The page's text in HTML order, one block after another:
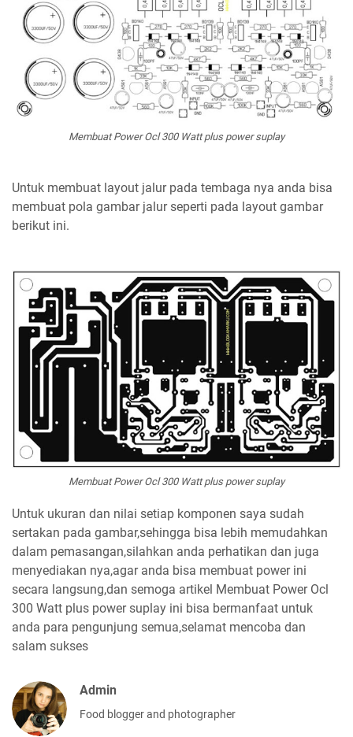
Membuat Power Ocl 300 Watt plus power suplay
Untuk membuat layout jalur pada tembaga nya anda bisa
membuat pola gambar jalur seperti pada layout gambar
berikut ini.
Membuat Power Ocl 300 Watt plus power suplay
Untuk ukuran dan nilai setiap komponen saya sudah
sertakan pada gambar,sehingga bisa lebih memudahkan
dalam pemasangan,silahkan anda perhatikan dan juga
menyediakan nya,agar anda bisa membuat power ini
secara langsung,dan semoga artikel Membuat Power Ocl
300 Watt plus power suplay ini bisa bermanfaat untuk
anda para pengunjung semua,selamat mencoba dan
salam sukses
Admin
Food blogger and photographer